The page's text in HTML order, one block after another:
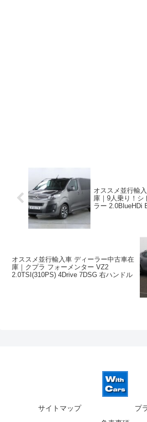
オススメ並行輸
庫｜9人乗り！シ
ラー 2.0BlueHDi BUSINESS M150PS
オススメ並行輸入車 ディーラー中古車在
庫｜クプラ フォーメンター VZ2
2.0TSI(310PS) 4Drive 7DSG 右ハンドル
サイトマップ
プ